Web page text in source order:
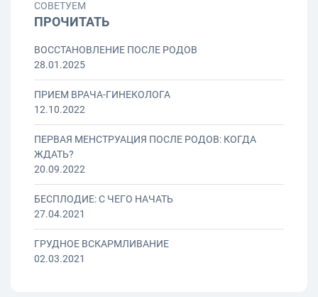
СОВЕТУЕМ
ПРОЧИТАТЬ
ВОССТАНОВЛЕНИЕ ПОСЛЕ РОДОВ
28.01.2025
ПРИЕМ ВРАЧА-ГИНЕКОЛОГА
12.10.2022
ПЕРВАЯ МЕНСТРУАЦИЯ ПОСЛЕ РОДОВ: КОГДА
ЖДАТЬ?
20.09.2022
БЕСПЛОДИЕ: С ЧЕГО НАЧАТЬ
27.04.2021
ГРУДНОЕ ВСКАРМЛИВАНИЕ
02.03.2021